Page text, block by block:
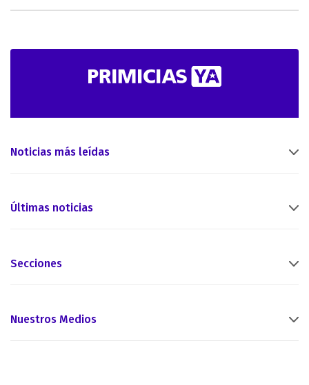
Noticias más leídas
Últimas noticias
Secciones
Nuestros Medios